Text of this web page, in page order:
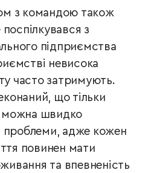
з командою також
з
підприємства
невисока
часто затримують.
що тільки
можна швидко
проблеми, адже кожен
повинен мати
та впевненість